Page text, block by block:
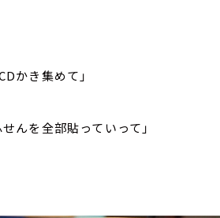
かき集めて」
んを全部貼っていって」